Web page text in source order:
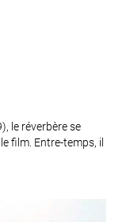
le réverbère se
film. Entre-temps, il